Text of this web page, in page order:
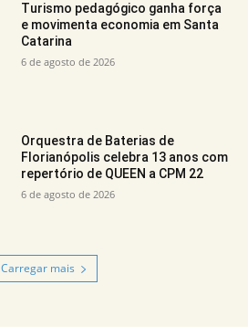
Turismo pedagógico ganha força
e movimenta economia em Santa
Catarina
6 de agosto de 2026
Orquestra de Baterias de
Florianópolis celebra 13 anos com
repertório de QUEEN a CPM 22
6 de agosto de 2026
Carregar mais